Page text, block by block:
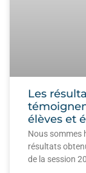
Les
élèves et
Nous sommes
résultats
de la session